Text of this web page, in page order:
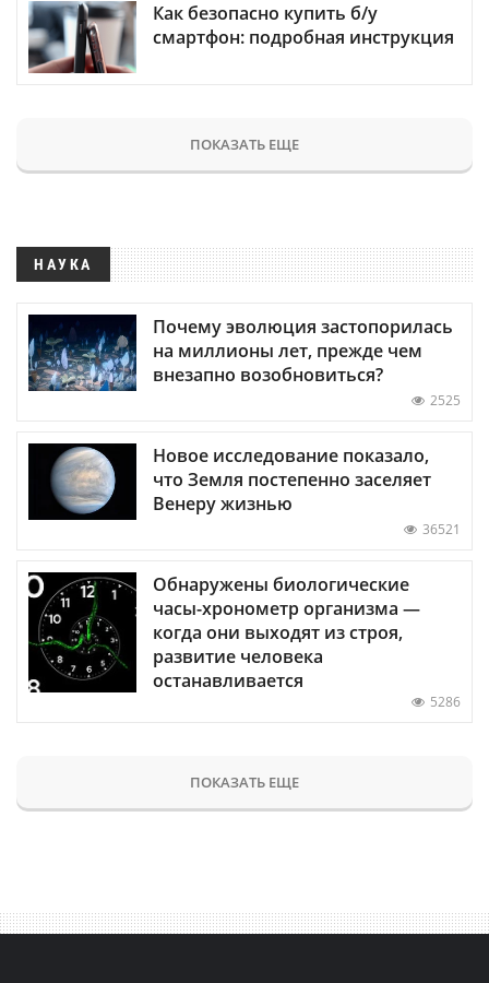
Как безопасно купить б/у
смартфон: подробная инструкция
ПОКАЗАТЬ ЕЩЕ
НАУКА
Почему эволюция застопорилась
на миллионы лет, прежде чем
внезапно возобновиться?
2525
Новое исследование показало,
что Земля постепенно заселяет
Венеру жизнью
36521
Обнаружены биологические
часы-хронометр организма —
когда они выходят из строя,
развитие человека
останавливается
5286
ПОКАЗАТЬ ЕЩЕ